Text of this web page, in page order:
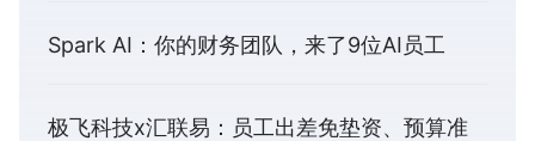
Spark AI：你的财务团队，来了9位AI员工
极飞科技x汇联易：员工出差免垫资、预算准